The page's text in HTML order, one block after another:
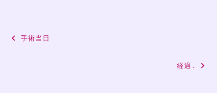
投
手術当日
経過…